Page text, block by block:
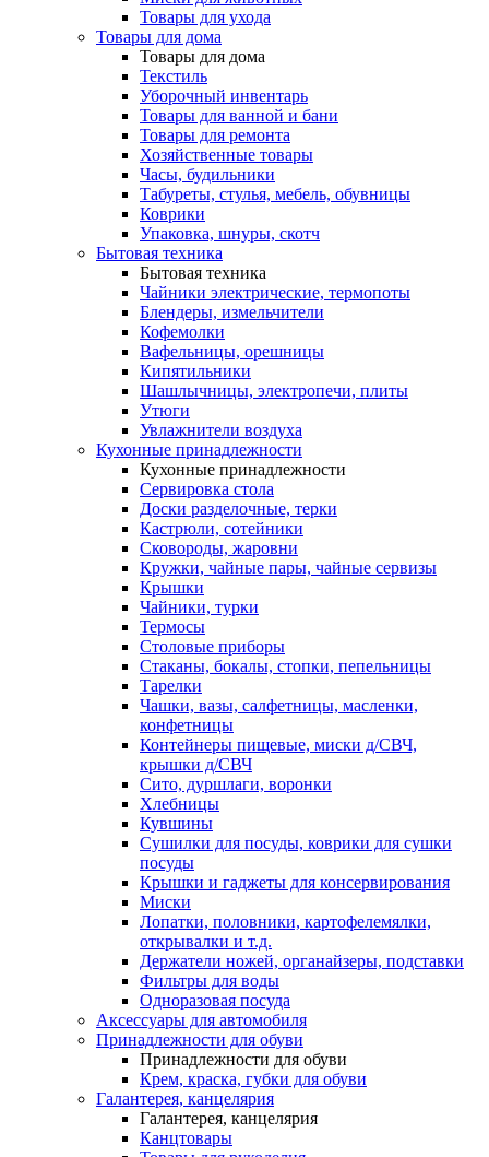
Товары для ухода
Товары для дома
Товары для дома
Текстиль
Уборочный инвентарь
Товары для ванной и бани
Товары для ремонта
Хозяйственные товары
Часы, будильники
Табуреты, стулья, мебель, обувницы
Коврики
Упаковка, шнуры, скотч
Бытовая техника
Бытовая техника
Чайники электрические, термопоты
Блендеры, измельчители
Кофемолки
Вафельницы, орешницы
Кипятильники
Шашлычницы, электропечи, плиты
Утюги
Увлажнители воздуха
Кухонные принадлежности
Кухонные принадлежности
Сервировка стола
Доски разделочные, терки
Кастрюли, сотейники
Сковороды, жаровни
Кружки, чайные пары, чайные сервизы
Крышки
Чайники, турки
Термосы
Столовые приборы
Стаканы, бокалы, стопки, пепельницы
Тарелки
Чашки, вазы, салфетницы, масленки,
конфетницы
Контейнеры пищевые, миски д/СВЧ,
крышки д/СВЧ
Сито, дуршлаги, воронки
Хлебницы
Кувшины
Сушилки для посуды, коврики для сушки
посуды
Крышки и гаджеты для консервирования
Миски
Лопатки, половники, картофелемялки,
открывалки и т.д.
Держатели ножей, органайзеры, подставки
Фильтры для воды
Одноразовая посуда
Аксессуары для автомобиля
Принадлежности для обуви
Принадлежности для обуви
Крем, краска, губки для обуви
Галантерея, канцелярия
Галантерея, канцелярия
Канцтовары